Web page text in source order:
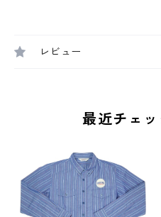
レビュー
最近チェ